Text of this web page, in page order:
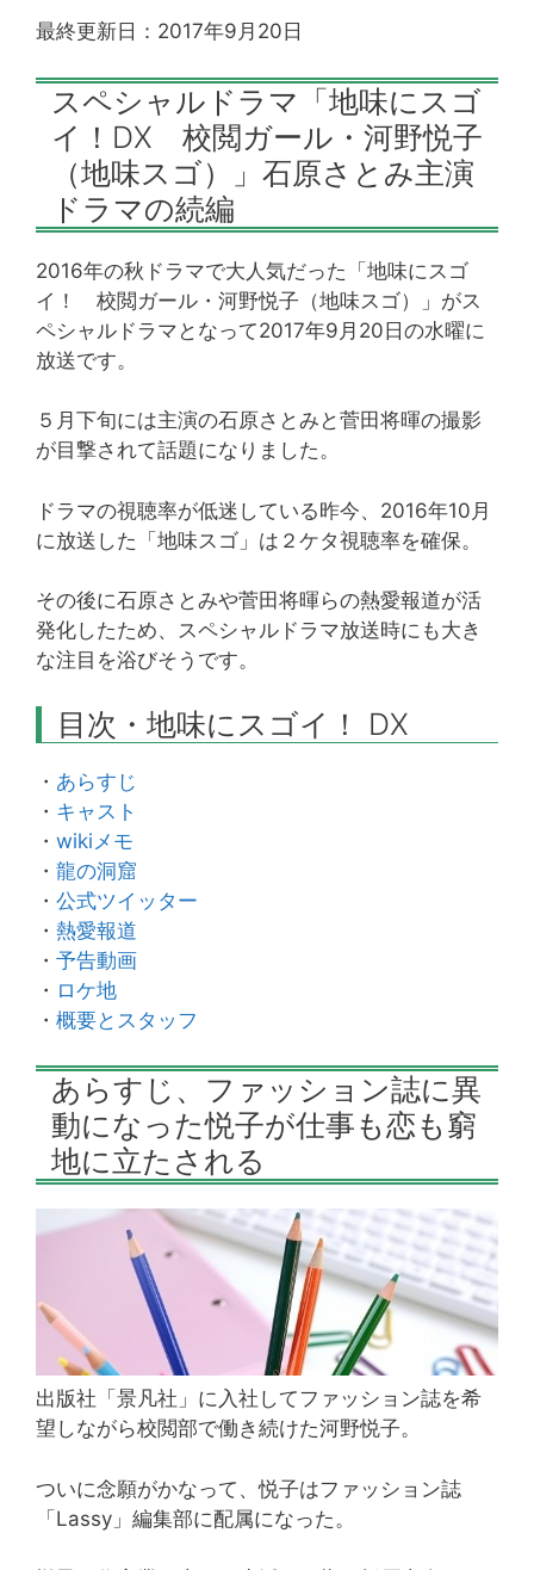
最終更新日：2017年9月20日
スペシャルドラマ「地味にスゴ
イ！DX 校閲ガール・河野悦子
（地味スゴ）」石原さとみ主演
ドラマの続編
2016年の秋ドラマで大人気だった「地味にスゴ
イ！ 校閲ガール・河野悦子（地味スゴ）」がス
ペシャルドラマとなって2017年9月20日の水曜に
放送です。
５月下旬には主演の石原さとみと菅田将暉の撮影
が目撃されて話題になりました。
ドラマの視聴率が低迷している昨今、2016年10月
に放送した「地味スゴ」は２ケタ視聴率を確保。
その後に石原さとみや菅田将暉らの熱愛報道が活
発化したため、スペシャルドラマ放送時にも大き
な注目を浴びそうです。
目次・地味にスゴイ！ DX
・ あらすじ
・ キャスト
・ wikiメモ
・ 龍の洞窟
・ 公式ツイッター
・ 熱愛報道
・ 予告動画
・ ロケ地
・ 概要とスタッフ
あらすじ、ファッション誌に異
動になった悦子が仕事も恋も窮
地に立たされる
出版社「景凡社」に入社してファッション誌を希
望しながら校閲部で働き続けた河野悦子。
ついに念願がかなって、悦子はファッション誌
「Lassy」編集部に配属になった。